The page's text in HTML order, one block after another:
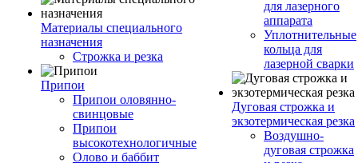
Материалы специального
назначения
Строжка и резка
Припои
Припои оловянно-
свинцовые
Припои
высокотехнологичные
Олово и баббит
для лазерного
аппарата
Уплотнительные
кольца для
лазерной сварки
Дуговая строжка и
экзотермическая резка
Воздушно-
дуговая строжка